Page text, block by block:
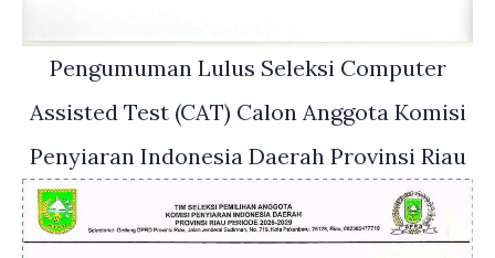
Pengumuman Lulus Seleksi Computer
Assisted Test (CAT) Calon Anggota Komisi
Penyiaran Indonesia Daerah Provinsi Riau